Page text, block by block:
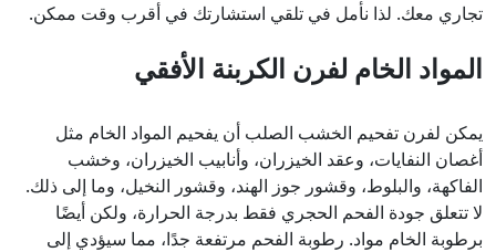
تجاري معك. لذا نأمل في تلقي استشارتك في أقرب وقت ممكن.
المواد الخام لفرن الكربنة الأفقي
يمكن لفرن تفحيم الخشب الصلب أن يفحيم المواد الخام مثل
أغصان النفايات، وعقد الخيزران، وأنابيب الخيزران، وخشب
الفاكهة، والبلوط، وقشور جوز الهند، وقشور النخيل، وما إلى ذلك.
لا تتعلق جودة الفحم الحجري فقط بدرجة الحرارة، ولكن أيضًا
برطوبة الخام مواد. رطوبة الفحم مرتفعة جدًا، مما سيؤدي إلى